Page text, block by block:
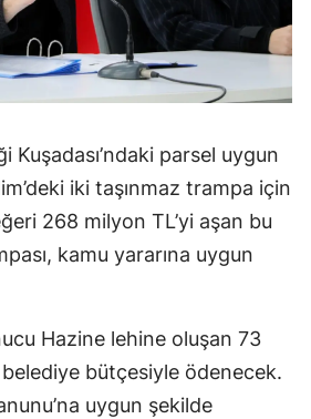
Kuşadası’ndaki parsel uygun
iki taşınmaz trampa için
268 milyon TL’yi aşan bu
kamu yararına uygun
Hazine lehine oluşan 73
bütçesiyle ödenecek.
uygun şekilde